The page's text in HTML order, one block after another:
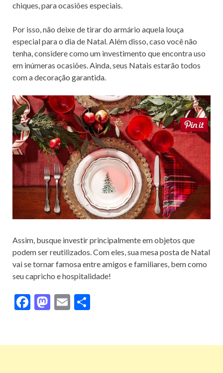
chiques, para ocasiões especiais.
Por isso, não deixe de tirar do armário aquela louça
especial para o dia de Natal. Além disso, caso você não
tenha, considere como um investimento que encontra uso
em inúmeras ocasiões. Ainda, seus Natais estarão todos
com a decoração garantida.
Assim, busque investir principalmente em objetos que
podem ser reutilizados. Com eles, sua mesa posta de Natal
vai se tornar famosa entre amigos e familiares, bem como
seu capricho e hospitalidade!
F
b
M
d
E
l
e